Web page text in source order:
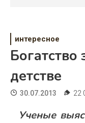
Свадьба
Жизнь
Хобби
интересное
Богатство
детстве
30.07.2013 22
Ученые